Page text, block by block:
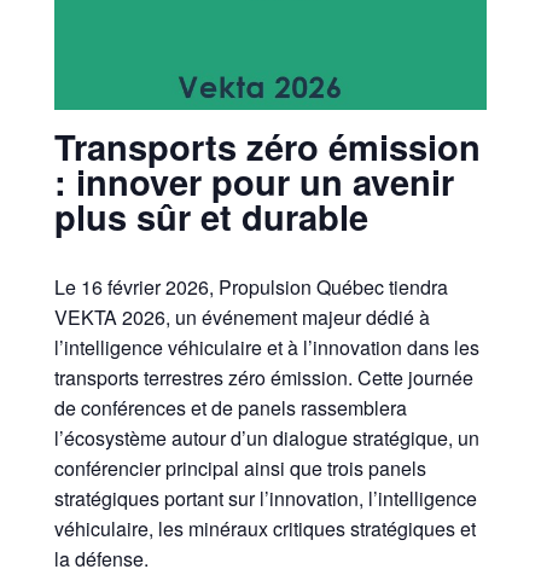
Transports zéro émission
: innover pour un avenir
plus sûr et durable
Le 16 février 2026, Propulsion Québec tiendra
VEKTA 2026, un événement majeur dédié à
l’intelligence véhiculaire et à l’innovation dans les
transports terrestres zéro émission. Cette journée
de conférences et de panels rassemblera
l’écosystème autour d’un dialogue stratégique, un
conférencier principal ainsi que trois panels
stratégiques portant sur l’innovation, l’intelligence
véhiculaire, les minéraux critiques stratégiques et
la défense.